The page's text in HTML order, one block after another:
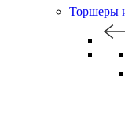
Торшеры